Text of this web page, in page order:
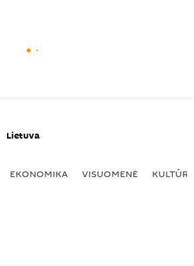
Lietuva
EKONOMIKA VISUOMENĖ KULTŪRA